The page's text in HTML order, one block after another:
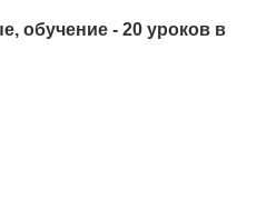
обучение - 20 уроков в